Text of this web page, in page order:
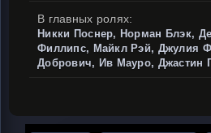
В главных ролях:
Никки Поснер, Норман Блэк,
Филлипс, Майкл Рэй, Джулия
Добрович, Ив Мауро, Джастин